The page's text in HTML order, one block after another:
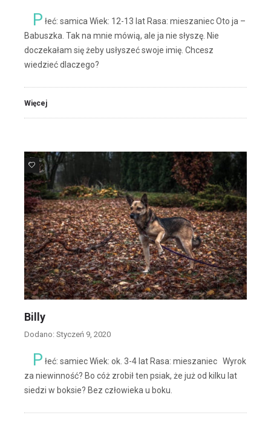
P łeć: samica Wiek: 12-13 lat Rasa: mieszaniec Oto ja –
Babuszka. Tak na mnie mówią, ale ja nie słyszę. Nie
doczekałam się żeby usłyszeć swoje imię. Chcesz
wiedzieć dlaczego?
Więcej
6
Billy
Dodano: Styczeń 9, 2020
P łeć: samiec Wiek: ok. 3-4 lat Rasa: mieszaniec Wyrok
za niewinność? Bo cóż zrobił ten psiak, że już od kilku lat
siedzi w boksie? Bez człowieka u boku.